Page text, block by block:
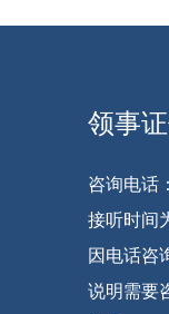
领事
咨询电话
接听时间
因电话咨
说明需要